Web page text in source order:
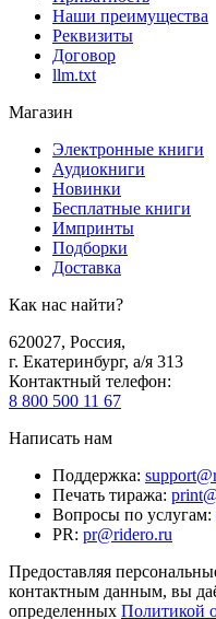
Наши преимущества
Реквизиты
Договор
llm.txt
Магазин
Электронные книги
Аудиокниги
Новинки
Бесплатные книги
Импринты
Подборки
Доставка
Как нас найти?
620027, Россия,
г. Екатеринбург, а/я 313
Контактный телефон:
8 800 500 11 67
Написать нам
Поддержка:
Печать тиража:
Вопросы по услугам:
PR: pr@ridero.ru
Предоставляя
контактным данным, вы
определенных Политикой